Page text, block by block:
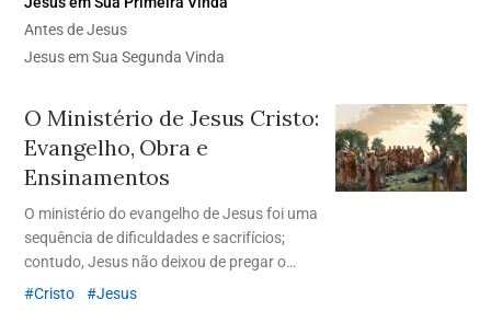
Antes de Jesus
Jesus em Sua Segunda Vinda
O Ministério de Jesus Cristo:
Evangelho, Obra e
Ensinamentos
O ministério do evangelho de Jesus foi uma
sequência de dificuldades e sacrifícios;
contudo, Jesus não deixou de pregar o
evangelho do reino dos céus. Ao final de
Cristo Jesus